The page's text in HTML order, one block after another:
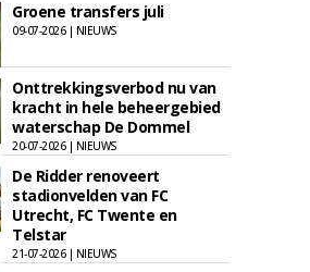
Groene transfers juli
09-07-2026 | NIEUWS
Onttrekkingsverbod nu van
kracht in hele beheergebied
waterschap De Dommel
20-07-2026 | NIEUWS
De Ridder renoveert
stadionvelden van FC
Utrecht, FC Twente en
Telstar
21-07-2026 | NIEUWS